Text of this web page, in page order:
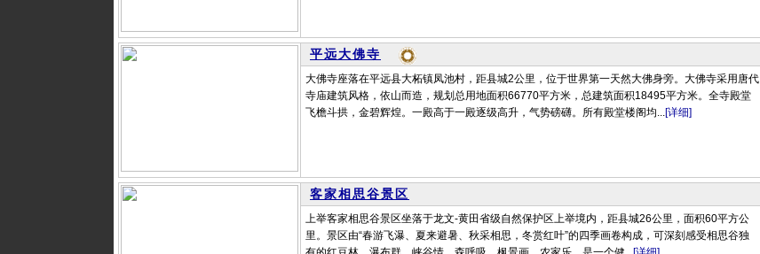
平远大佛寺
大佛寺座落在平远县大柘镇凤池村，距县城2公里，位于世界第一天然大佛身旁。大佛寺采用唐代
寺庙建筑风格，依山而造，规划总用地面积66770平方米，总建筑面积18495平方米。全寺殿堂
飞檐斗拱，金碧辉煌。一殿高于一殿逐级高升，气势磅礴。所有殿堂楼阁均...[详细]
客家相思谷景区
上举客家相思谷景区坐落于龙文-黄田省级自然保护区上举境内，距县城26公里，面积60平方公
里。景区由“春游飞瀑、夏来避暑、秋采相思，冬赏红叶”的四季画卷构成，可深刻感受相思谷独